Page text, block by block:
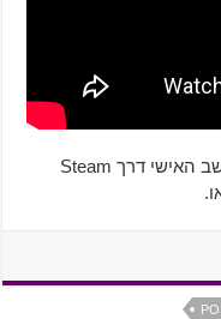
המשחק זמין כעת בגישה מוקדמת למחשב האישי דרך Steam